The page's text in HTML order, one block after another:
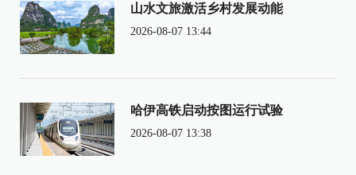
山水文旅激活乡村发展动能
2026-08-07 13:44
哈伊高铁启动按图运行试验
2026-08-07 13:38